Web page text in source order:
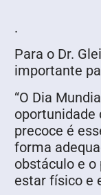
.
Para o Dr.
importante
“O Dia
oportunidade
precoce é
forma
obstáculo e
estar físico e